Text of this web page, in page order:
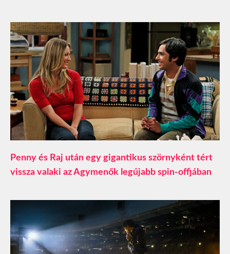
Penny és Raj után egy gigantikus szörnyként tért
vissza valaki az Agymenők legújabb spin-offjában